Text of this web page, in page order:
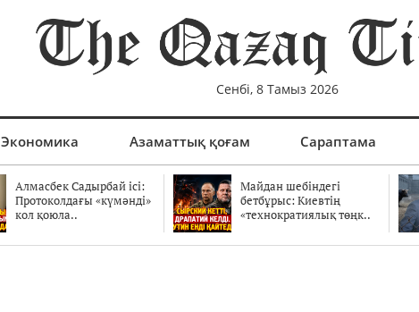
Сенбі, 8 Тамыз 2026
Экономика Азаматтық қоғам Сараптама
Алмасбек Садырбай ісі:
Протоколдағы «күмәнді»
кол қоюла..
Майдан шебіндегі
бетбұрыс: Киевтің
«технократиялық төңк..